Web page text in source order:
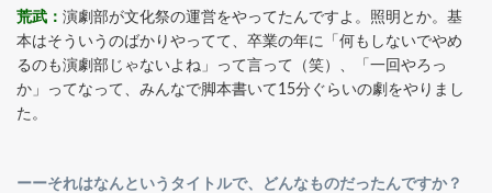
荒武： 演劇部が文化祭の運営をやってたんですよ。照明とか。基
本はそういうのばかりやってて、卒業の年に「何もしないでやめ
るのも演劇部じゃないよね」って言って（笑）、「一回やろっ
か」ってなって、みんなで脚本書いて15分ぐらいの劇をやりまし
た。
ーーそれはなんというタイトルで、どんなものだったんですか？